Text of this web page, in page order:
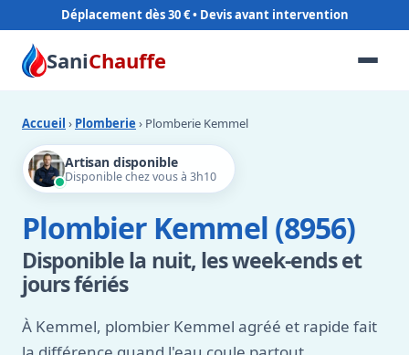
Déplacement dès 30 €
SaniChauffe
Accueil › Plomberie › Plomberie Kemmel
Artisan disponible
Disponible chez vous à 3h10
Plombier Kemmel (8956)
Disponible la nuit, les week-ends et
jours fériés
À Kemmel, plombier Kemmel agréé et rapide fait